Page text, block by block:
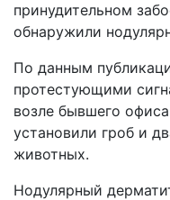
принудительном
обнаружили
По данным
протестующими
возле бывшего
установили гроб и
животных.
Нодулярный